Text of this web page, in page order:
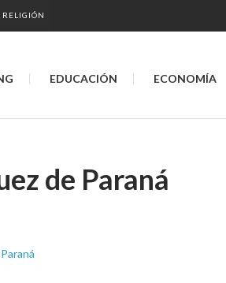
RELIGIÓN
EDUCACIÓN ECONOMÍA
de Paraná